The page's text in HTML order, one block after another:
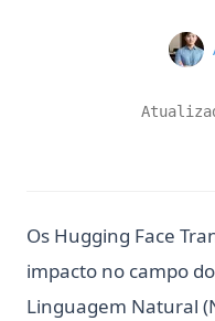
Os Hugging Face
impacto no campo
Linguagem Natural